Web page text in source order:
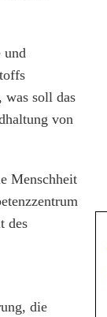
und
was soll das
von
Menschheit
des
die